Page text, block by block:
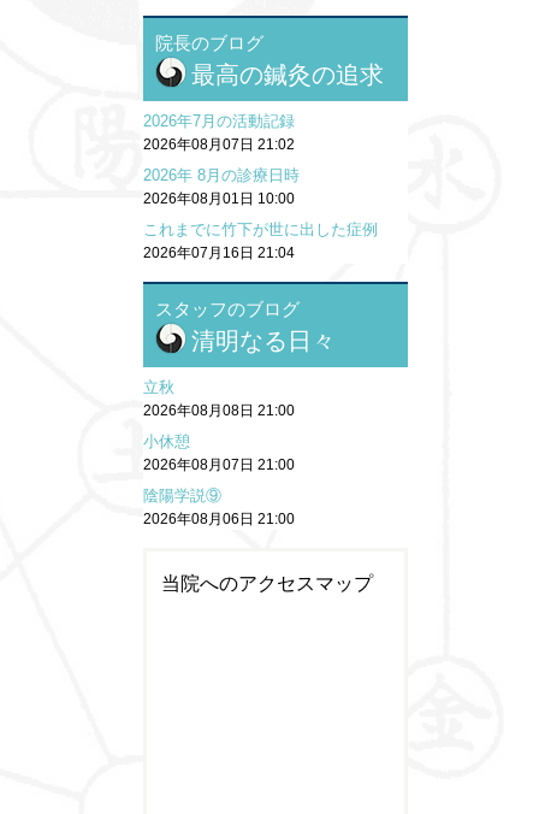
院長のブログ
最高の鍼灸の追求
2026年7月の活動記録
2026年08月07日 21:02
2026年 8月の診療日時
2026年08月01日 10:00
これまでに竹下が世に出した症例
2026年07月16日 21:04
スタッフのブログ
清明なる日々
立秋
2026年08月08日 21:00
小休憩
2026年08月07日 21:00
陰陽学説⑨
2026年08月06日 21:00
当院へのアクセスマップ